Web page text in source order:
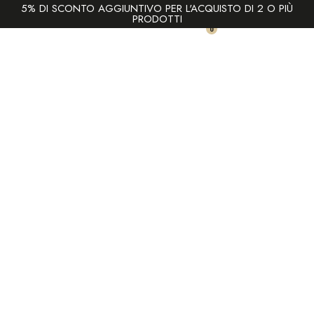
5% DI SCONTO AGGIUNTIVO PER L'ACQUISTO DI 2 O PIÙ
PRODOTTI
0